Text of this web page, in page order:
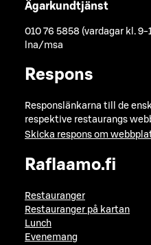
Ägarkundtjänst
010 76 5858 (vardagar kl. 9-
lna/msa
Respons
Responslänkarna till de
respektive restaurangs
Skicka respons om
Raflaamo.fi
Restauranger
Restauranger på kartan
Lunch
Evenemang